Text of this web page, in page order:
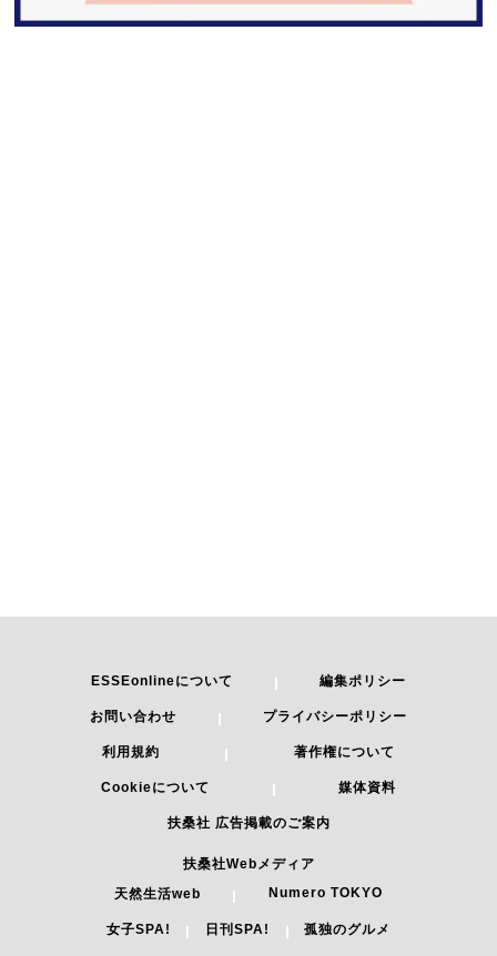
ESSEonlineについて 編集ポリシー
お問い合わせ プライバシーポリシー
利用規約 著作権について
Cookieについて 媒体資料
扶桑社 広告掲載のご案内
扶桑社Webメディア
天然生活web
Numero TOKYO
女子SPA! 日刊SPA! 孤独のグルメ